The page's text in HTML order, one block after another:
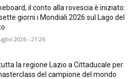
il conto alla rovescia è iniziato:
giorni i Mondiali 2026 sul Lago del
2026 - 21:26
la regione Lazio a Cittaducale per
del campione del mondo